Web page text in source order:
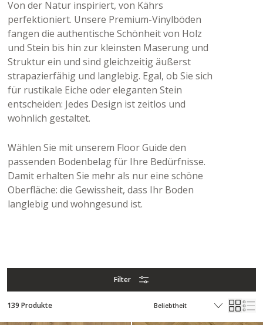
Von der Natur inspiriert, von Kährs
perfektioniert. Unsere Premium-Vinylböden
fangen die authentische Schönheit von Holz
und Stein bis hin zur kleinsten Maserung und
Struktur ein und sind gleichzeitig äußerst
strapazierfähig und langlebig. Egal, ob Sie sich
für rustikale Eiche oder eleganten Stein
entscheiden: Jedes Design ist zeitlos und
wohnlich gestaltet.
Wählen Sie mit unserem Floor Guide den
passenden Bodenbelag für Ihre Bedürfnisse.
Damit erhalten Sie mehr als nur eine schöne
Oberfläche: die Gewissheit, dass Ihr Boden
langlebig und wohngesund ist.
Filter
139 Produkte